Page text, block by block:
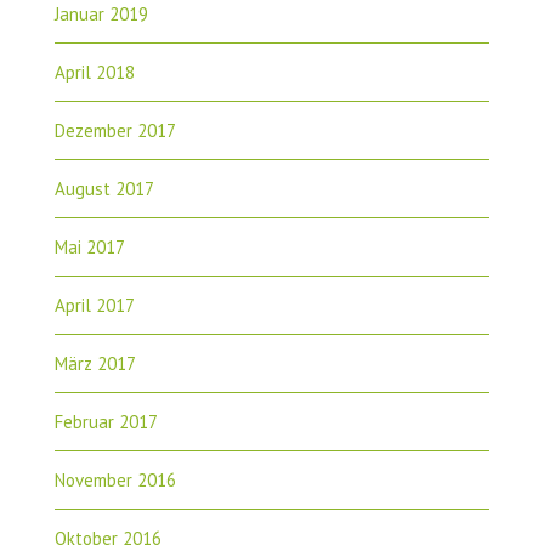
Januar 2019
April 2018
Dezember 2017
August 2017
Mai 2017
April 2017
März 2017
Februar 2017
November 2016
Oktober 2016